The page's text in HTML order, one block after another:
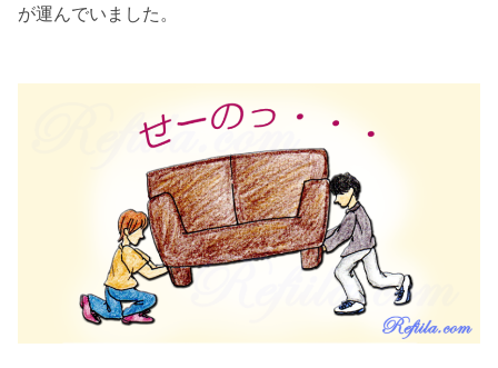
が運んでいました。